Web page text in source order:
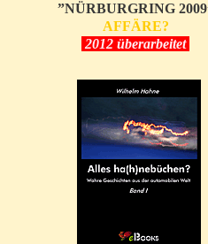
”NÜRBURGRING
AFFÄRE?
2012 überarbeitet